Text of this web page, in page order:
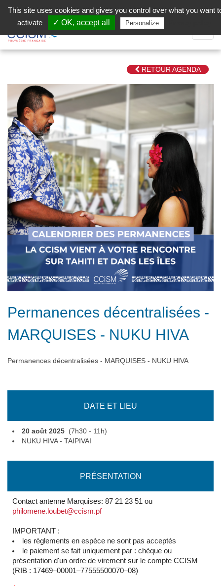
Facebook (Customer Chat) is disabled.
la
RETOUR AGENDA
Permanences décentralisées -
MARQUISES - NUKU HIVA
Permanences décentralisées - MARQUISES - NUKU HIVA
DATE ET LIEU
20 août 2025 (7h30 - 11h)
NUKU HIVA - TAIPIVAI
PRÉSENTATION
Contact antenne Marquises: 87 21 23 51 ou
philomene.loubet@ccism.pf
IMPORTANT :
les règlements en espèce ne sont pas acceptés
le paiement se fait uniquement par : chèque ou
présentation d'un ordre de virement sur le compte CCISM
(RIB : 17469–00001–77555500070–08)
This site uses cookies and gives you control over what you want
activate
✓ OK, accept all Personalize